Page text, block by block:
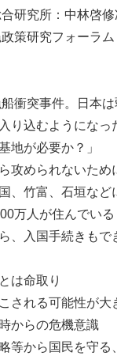
研究所：中林啓修
策研究フォーラム
衝突事件。日本は
り込むようになっ
地が必要か？」
攻められないため
、竹富、石垣など
万人が住んでいる
、入国手続きも
は命取り
される可能性が大
からの危機意識
等から国民を守